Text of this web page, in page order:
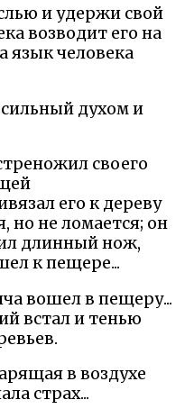
и удержи свой
возводит его на
язык человека
духом и
своего
его к дереву
но не ломается; он
длинный нож,
к пещере...
вошел в пещеру...
встал и тенью
в воздухе
страх...